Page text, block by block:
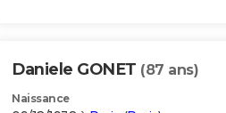
Daniele GONET (87 ans)
Naissance